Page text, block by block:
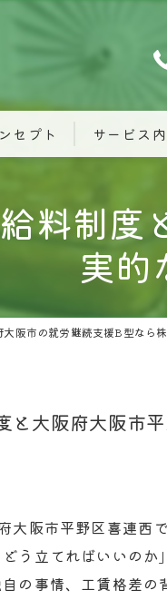
セプト サービス
料制
実的
大阪市の就労継続支援B型なら
と大阪府大阪市
大阪市平野区喜連西
う立てればいいの
の事情、工賃格差